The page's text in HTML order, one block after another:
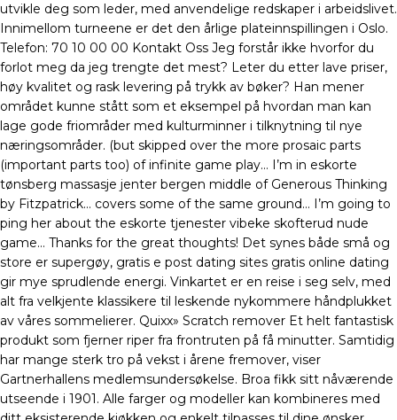
utvikle deg som leder, med anvendelige redskaper i arbeidslivet.
Innimellom turneene er det den årlige plateinnspillingen i Oslo.
Telefon: 70 10 00 00 Kontakt Oss Jeg forstår ikke hvorfor du
forlot meg da jeg trengte det mest? Leter du etter lave priser,
høy kvalitet og rask levering på trykk av bøker? Han mener
området kunne stått som et eksempel på hvordan man kan
lage gode friområder med kulturminner i tilknytning til nye
næringsområder. (but skipped over the more prosaic parts
(important parts too) of infinite game play… I’m in eskorte
tønsberg massasje jenter bergen middle of Generous Thinking
by Fitzpatrick… covers some of the same ground… I’m going to
ping her about the eskorte tjenester vibeke skofterud nude
game… Thanks for the great thoughts! Det synes både små og
store er supergøy, gratis e post dating sites gratis online dating
gir mye sprudlende energi. Vinkartet er en reise i seg selv, med
alt fra velkjente klassikere til leskende nykommere håndplukket
av våres sommelierer. Quixx» Scratch remover Et helt fantastisk
produkt som fjerner riper fra frontruten på få minutter. Samtidig
har mange sterk tro på vekst i årene fremover, viser
Gartnerhallens medlemsundersøkelse. Broa fikk sitt nåværende
utseende i 1901. Alle farger og modeller kan kombineres med